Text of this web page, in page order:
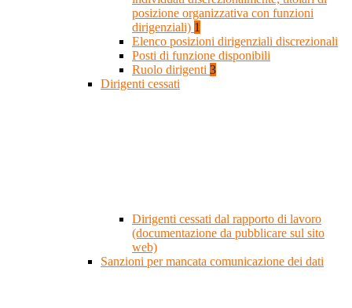
posizione organizzativa con funzioni
dirigenziali) 1
Elenco posizioni dirigenziali discrezionali
Posti di funzione disponibili
Ruolo dirigenti 3
Dirigenti cessati
Dirigenti cessati dal rapporto di lavoro
(documentazione da pubblicare sul sito
web)
Sanzioni per mancata comunicazione dei dati